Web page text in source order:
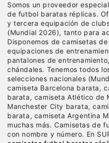
Somos un proveedor
de futbol baratas réplicas.
y tercera equipación de
(Mundial 2026), tanto para
Disponemos de camisetas
equipaciones de
pantalones de
chándales. Tenemos todos
selecciones nacionales
camiseta Barcelona barata,
barata, camiseta Atlético de
Manchester City barata,
barata, camiseta Argentina
muchas más. Camisetas de
con nombre y número. En